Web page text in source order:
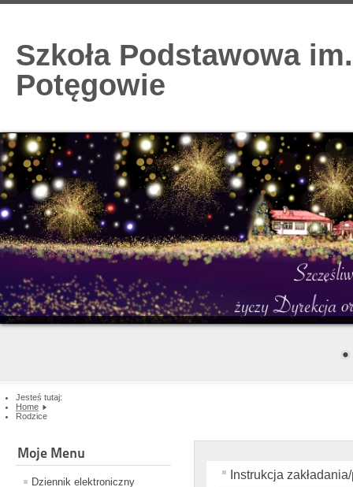
Szkoła Podstawowa
Potęgowie
Jesteś tutaj:
Home
Rodzice
Moje Menu
Dziennik elektroniczny
Instrukcja